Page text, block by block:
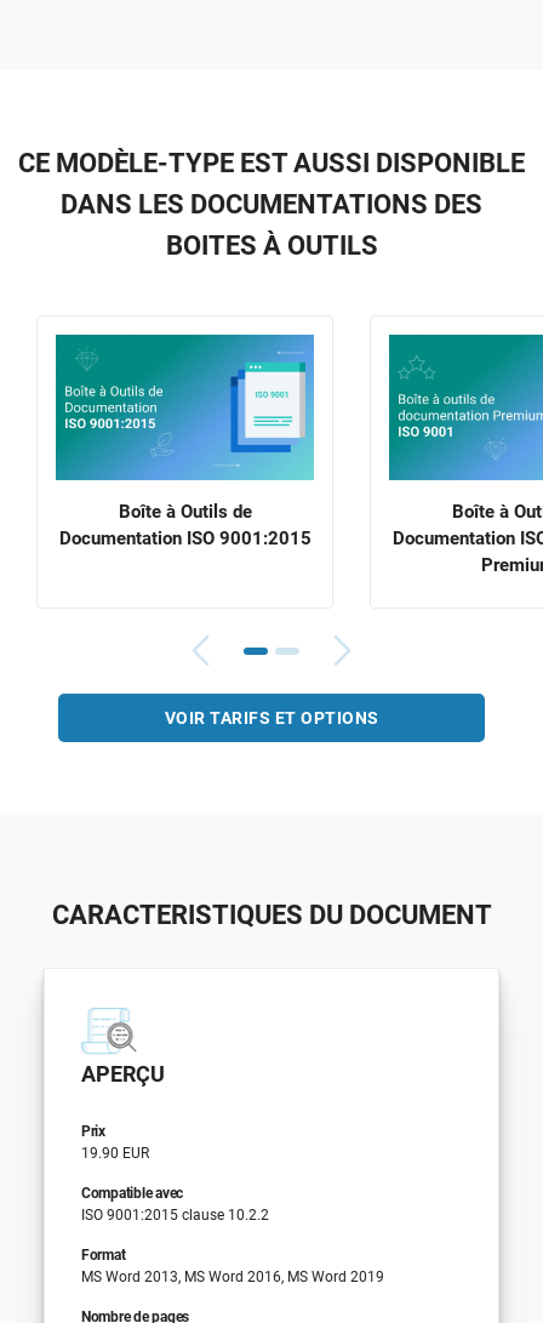
CE MODÈLE-TYPE EST AUSSI DISPONIBLE
DANS LES DOCUMENTATIONS DES
BOITES À OUTILS
Boîte à Outils de
Documentation ISO 9001:2015
Boîte à
Documentation
VOIR TARIFS ET OPTIONS
CARACTERISTIQUES DU DOCUMENT
APERÇU
Prix
19.90 EUR
Compatible avec
ISO 9001:2015 clause 10.2.2
Format
MS Word 2013, MS Word 2016, MS Word 2019
Nombre de pages